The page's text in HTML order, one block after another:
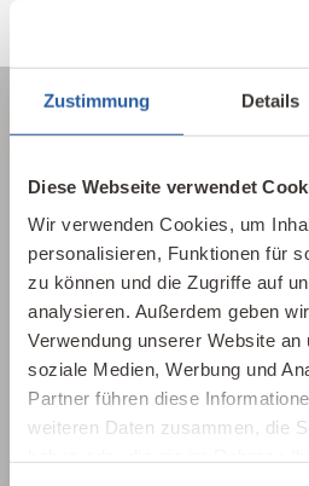
Zustimmung Details
Diese Webseite verwendet
Wir verwenden Cookies, um
personalisieren, Funktionen für
zu können und die Zugriffe auf
analysieren. Außerdem geben
Verwendung unserer Website
soziale Medien, Werbung und
Partner führen diese
weiteren Daten zusammen, die
Über die
Die Baubiologie
Beziehung zwischen
gebauten Umwelt. Wie
Baustoffe und Architektur
Natur aus? Dabei werden
gesundheitliche,
gestalterische Aspekte